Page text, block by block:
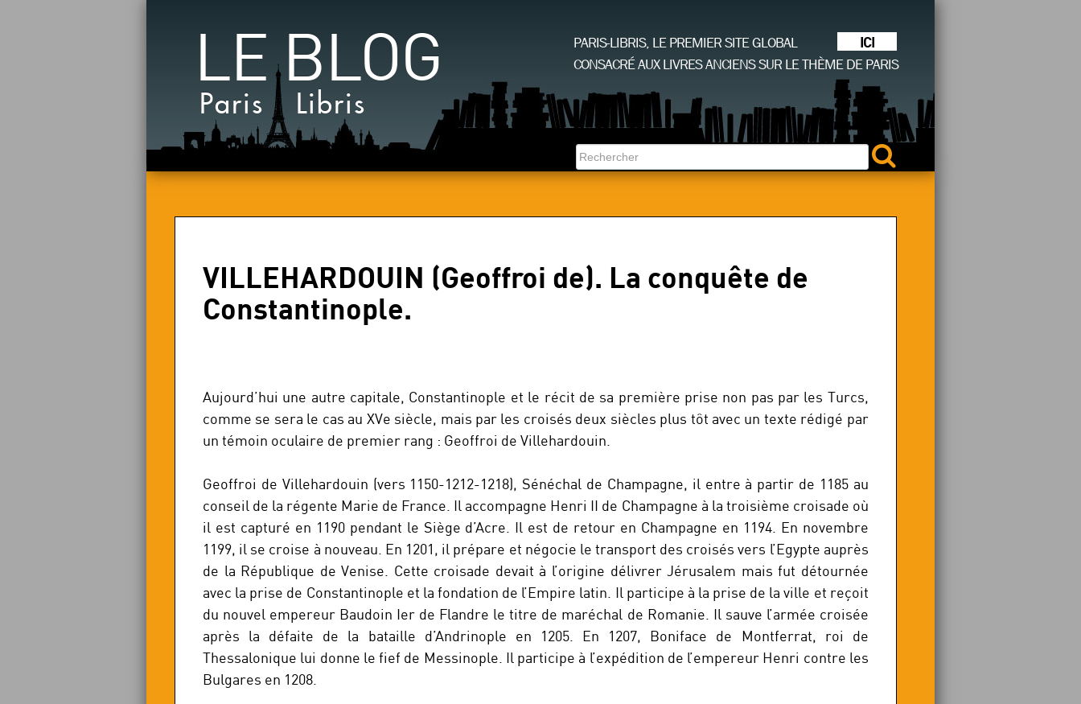
LE BLOG
Paris Libris
PARIS-LIBRIS, LE PREMIER SITE GLOBAL
ICI
CONSACRÉ AUX LIVRES ANCIENS SUR LE THÈME DE PARIS
VILLEHARDOUIN (Geoffroi de). La conquête de
Constantinople.
Aujourd’hui une autre capitale, Constantinople et le récit de sa première prise non pas par les Turcs,
comme se sera le cas au XVe siècle, mais par les croisés deux siècles plus tôt avec un texte rédigé par
un témoin oculaire de premier rang : Geoffroi de Villehardouin.
Geoffroi de Villehardouin (vers 1150-1212-1218), Sénéchal de Champagne, il entre à partir de 1185 au
conseil de la régente Marie de France. Il accompagne Henri II de Champagne à la troisième croisade où
il est capturé en 1190 pendant le Siège d’Acre. Il est de retour en Champagne en 1194. En novembre
1199, il se croise à nouveau. En 1201, il prépare et négocie le transport des croisés vers l’Egypte auprès
de la République de Venise. Cette croisade devait à l’origine délivrer Jérusalem mais fut détournée
avec la prise de Constantinople et la fondation de l’Empire latin. Il participe à la prise de la ville et reçoit
du nouvel empereur Baudoin Ier de Flandre le titre de maréchal de Romanie. Il sauve l’armée croisée
après la défaite de la bataille d’Andrinople en 1205. En 1207, Boniface de Montferrat, roi de
Thessalonique lui donne le fief de Messinople. Il participe à l’expédition de l’empereur Henri contre les
Bulgares en 1208.